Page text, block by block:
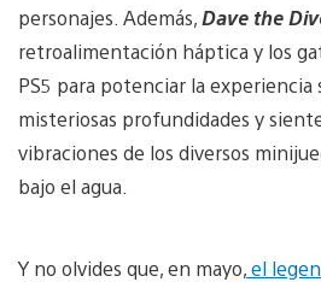
personajes. Además,Dave the
retroalimentación háptica y los
PS5 para potenciar la experiencia
misteriosas profundidades y
vibraciones de los diversos
bajo el agua.
Y no olvides que, en mayo,el